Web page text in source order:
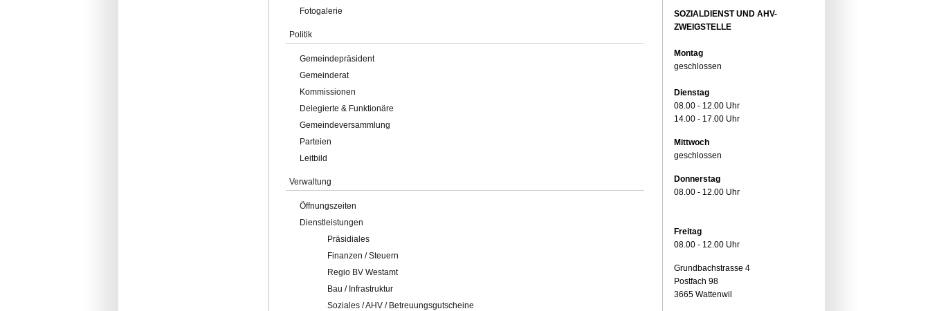
Fotogalerie
Politik
Gemeindepräsident
Gemeinderat
Kommissionen
Delegierte & Funktionäre
Gemeindeversammlung
Parteien
Leitbild
Verwaltung
Öffnungszeiten
Dienstleistungen
Präsidiales
Finanzen / Steuern
Regio BV Westamt
Bau / Infrastruktur
Soziales / AHV / Betreuungsgutscheine
SOZIALDIENST UND AHV-
ZWEIGSTELLE
Montag
geschlossen
Dienstag
08.00 - 12.00 Uhr
14.00 - 17.00 Uhr
Mittwoch
geschlossen
Donnerstag
08.00 - 12.00 Uhr
Freitag
08.00 - 12.00 Uhr
Grundbachstrasse 4
Postfach 98
3665 Wattenwil